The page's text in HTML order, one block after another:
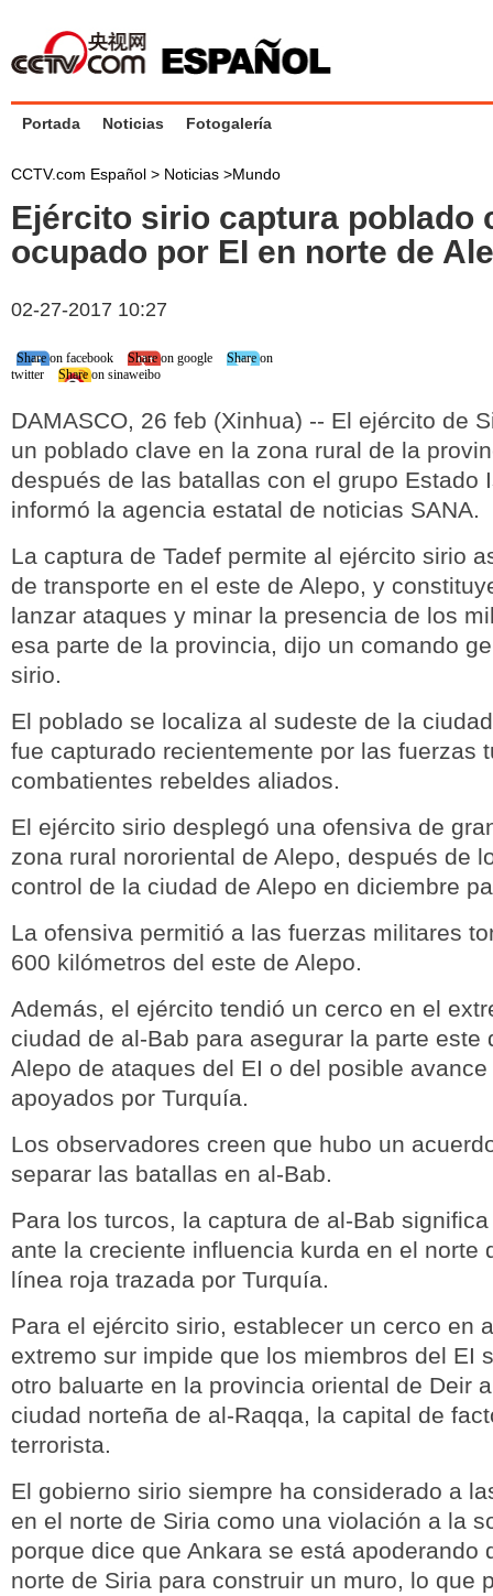
Portada Noticias Fotogalería
CCTV.com Español > Noticias >Mundo
Ejército sirio captura poblado
ocupado por EI en norte de
02-27-2017 10:27
Share on facebook Share on google
Share on
twitter
Share on sinaweibo
DAMASCO, 26 feb (Xinhua) -- El ejército de
un poblado clave en la zona rural de la
después de las batallas con el grupo Estado
informó la agencia estatal de noticias SANA.
La captura de Tadef permite al ejército sirio
de transporte en el este de Alepo, y
lanzar ataques y minar la presencia de los
esa parte de la provincia, dijo un comando
sirio.
El poblado se localiza al sudeste de la
fue capturado recientemente por las fuerzas
combatientes rebeldes aliados.
El ejército sirio desplegó una ofensiva de
zona rural nororiental de Alepo, después de
control de la ciudad de Alepo en diciembre
La ofensiva permitió a las fuerzas militares
600 kilómetros del este de Alepo.
Además, el ejército tendió un cerco en el
ciudad de al-Bab para asegurar la parte este
Alepo de ataques del EI o del posible
apoyados por Turquía.
Los observadores creen que hubo un
separar las batallas en al-Bab.
Para los turcos, la captura de al-Bab
ante la creciente influencia kurda en el norte
línea roja trazada por Turquía.
Para el ejército sirio, establecer un cerco en
extremo sur impide que los miembros del EI
otro baluarte en la provincia oriental de Deir
ciudad norteña de al-Raqqa, la capital de
terrorista.
El gobierno sirio siempre ha considerado a
en el norte de Siria como una violación a la
porque dice que Ankara se está apoderando
norte de Siria para construir un muro, lo que